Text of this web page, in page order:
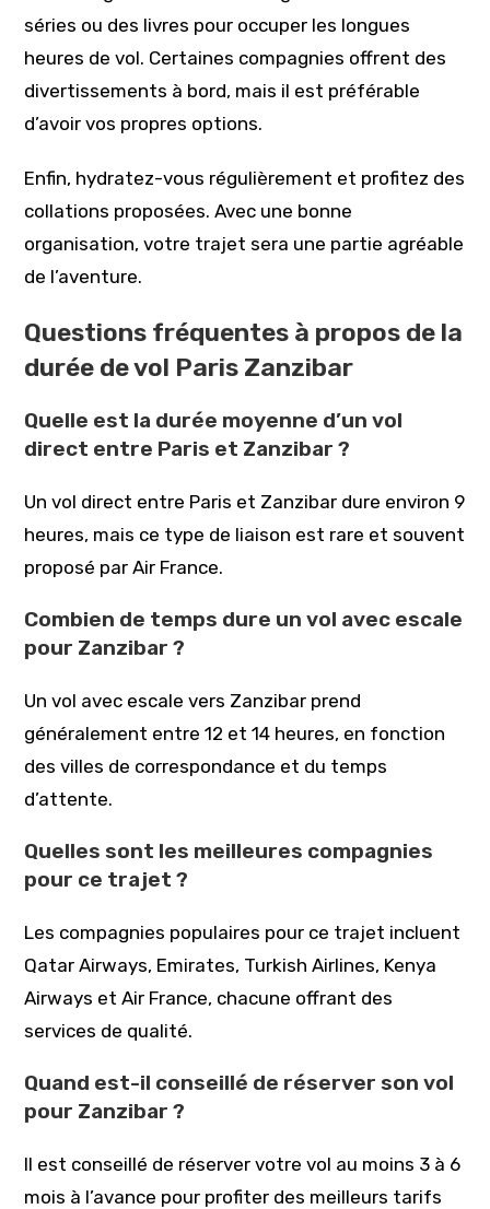
séries ou des livres pour occuper les longues
heures de vol. Certaines compagnies offrent des
divertissements à bord, mais il est préférable
d’avoir vos propres options.
Enfin, hydratez-vous régulièrement et profitez des
collations proposées. Avec une bonne
organisation, votre trajet sera une partie agréable
de l’aventure.
Questions fréquentes à propos de la
durée de vol Paris Zanzibar
Quelle est la durée moyenne d’un vol
direct entre Paris et Zanzibar ?
Un vol direct entre Paris et Zanzibar dure environ 9
heures, mais ce type de liaison est rare et souvent
proposé par Air France.
Combien de temps dure un vol avec escale
pour Zanzibar ?
Un vol avec escale vers Zanzibar prend
généralement entre 12 et 14 heures, en fonction
des villes de correspondance et du temps
d’attente.
Quelles sont les meilleures compagnies
pour ce trajet ?
Les compagnies populaires pour ce trajet incluent
Qatar Airways, Emirates, Turkish Airlines, Kenya
Airways et Air France, chacune offrant des
services de qualité.
Quand est-il conseillé de réserver son vol
pour Zanzibar ?
Il est conseillé de réserver votre vol au moins 3 à 6
mois à l’avance pour profiter des meilleurs tarifs